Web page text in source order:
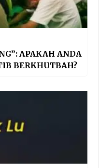
APAKAH ANDA
BERKHUTBAH?